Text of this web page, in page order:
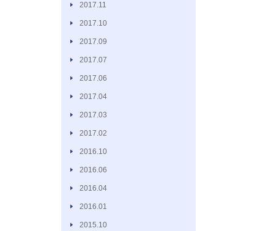
2017.11
2017.10
2017.09
2017.07
2017.06
2017.04
2017.03
2017.02
2016.10
2016.06
2016.04
2016.01
2015.10